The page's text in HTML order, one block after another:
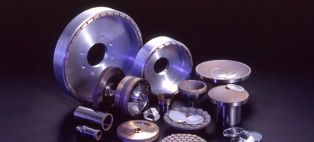
活動拠点
ダイヤの輪
会社概要
工具の種類から探す
加工方法から探す
ワークから探す
製品検索
教えて！研削工具
トラブルシューティング
ご使用上の注意
各製品の安全な取扱いについて
対外発表一覧
イノベーションストーリー
コーポレート・ガバナンス
マテリアリティ
リスクマネジメント（BCM）
品質への取り組み
環境への取り組み
株式に関する諸手続き
財務ハイライト
メッセージ
IRカレンダー
ディスクロージャーポリシー